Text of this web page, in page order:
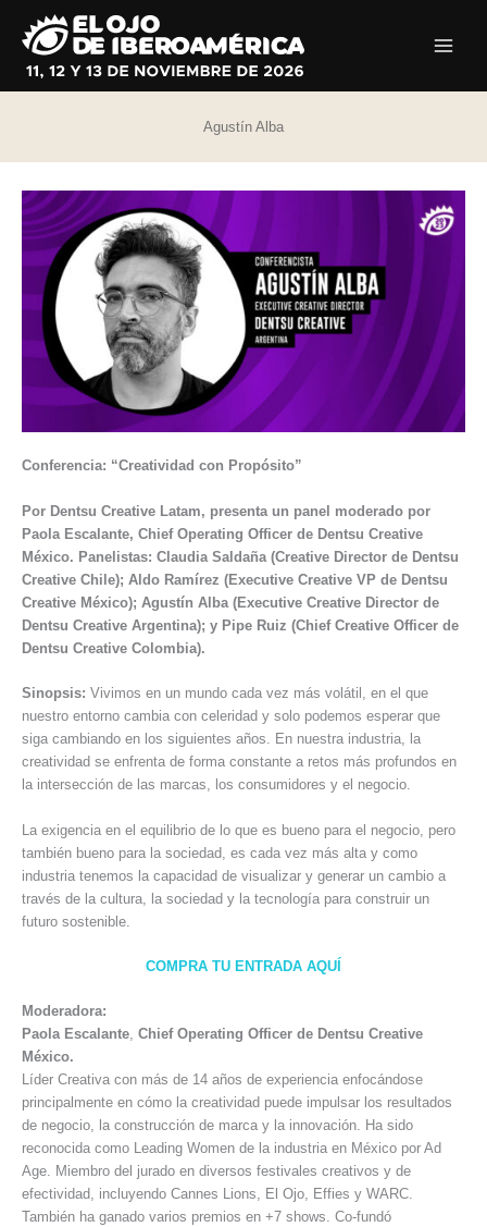
contenido
Agustín Alba
Conferencia: “Creatividad con Propósito”
Por Dentsu Creative Latam, presenta un panel moderado por
Paola Escalante, Chief Operating Officer de Dentsu Creative
México. Panelistas: Claudia Saldaña (Creative Director de Dentsu
Creative Chile); Aldo Ramírez (Executive Creative VP de Dentsu
Creative México); Agustín Alba (Executive Creative Director de
Dentsu Creative Argentina); y Pipe Ruiz (Chief Creative Officer de
Dentsu Creative Colombia).
Sinopsis: Vivimos en un mundo cada vez más volátil, en el que
nuestro entorno cambia con celeridad y solo podemos esperar que
siga cambiando en los siguientes años. En nuestra industria, la
creatividad se enfrenta de forma constante a retos más profundos en
la intersección de las marcas, los consumidores y el negocio.
La exigencia en el equilibrio de lo que es bueno para el negocio, pero
también bueno para la sociedad, es cada vez más alta y como
industria tenemos la capacidad de visualizar y generar un cambio a
través de la cultura, la sociedad y la tecnología para construir un
futuro sostenible.
COMPRA TU ENTRADA AQUÍ
Moderadora:
Paola Escalante, Chief Operating Officer de Dentsu Creative
México.
Líder Creativa con más de 14 años de experiencia enfocándose
principalmente en cómo la creatividad puede impulsar los resultados
de negocio, la construcción de marca y la innovación. Ha sido
reconocida como Leading Women de la industria en México por Ad
Age. Miembro del jurado en diversos festivales creativos y de
efectividad, incluyendo Cannes Lions, El Ojo, Effies y WARC.
También ha ganado varios premios en +7 shows. Co-fundó